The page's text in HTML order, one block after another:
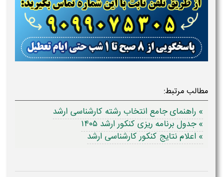
مطالب مرتبط:
» راهنمای جامع انتخاب رشته کارشناسی ارشد
» جدول برنامه ریزی کنکور ارشد ۱۴۰۵
» اعلام نتایج کنکور کارشناسی ارشد